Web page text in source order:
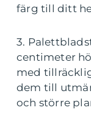
färg till ditt
3.
centimeter
med
dem till
och större